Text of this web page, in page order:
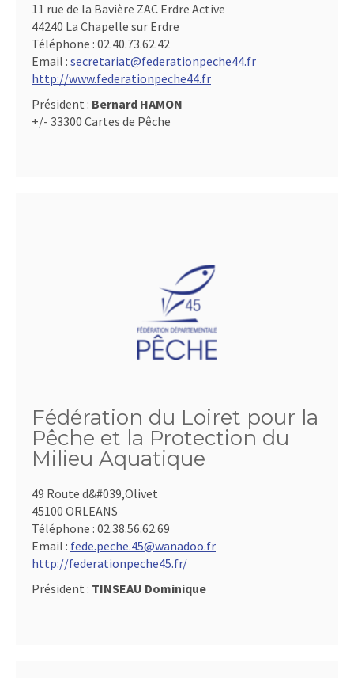
11 rue de la Bavière ZAC Erdre Active
44240 La Chapelle sur Erdre
Téléphone : 02.40.73.62.42
Email : secretariat@federationpeche44.fr
http://www.federationpeche44.fr
Président : Bernard HAMON
+/- 33300 Cartes de Pêche
Fédération du Loiret pour la
Pêche et la Protection du
Milieu Aquatique
49 Route d&#039,Olivet
45100 ORLEANS
Téléphone : 02.38.56.62.69
Email : fede.peche.45@wanadoo.fr
http://federationpeche45.fr/
Président : TINSEAU Dominique